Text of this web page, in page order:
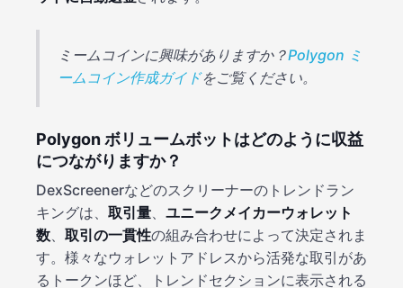
ミームコインに興味がありますか？Polygon ミ
ームコイン作成ガイドをご覧ください。
Polygon ボリュームボットはどのように収益
につながりますか？
DexScreenerなどのスクリーナーのトレンドラン
キングは、 取引量
ユニークメイカーウォレット
数
取引の一貫性の組み合わせによって決定されま
す。様々なウォレットアドレスから活発な取引があ
るトークンほど、トレンドセクションに表示される